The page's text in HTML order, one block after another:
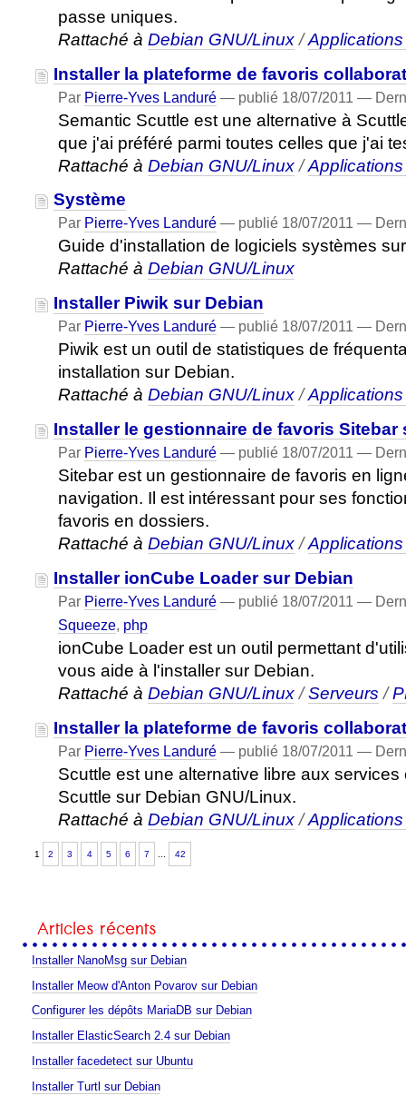
passe uniques.
Rattaché à Debian GNU/Linux /
Installer la plateforme de favoris
Par Pierre-Yves Landuré — publié18/07/2011 —
Semantic Scuttle est une alternative à
que j'ai préféré parmi toutes celles que j'ai
Rattaché à Debian GNU/Linux /
Système
Par Pierre-Yves Landuré — publié18/07/2011 —
Guide d'installation de logiciels systèmes
Rattaché à Debian GNU/Linux
Installer Piwik sur Debian
Par Pierre-Yves Landuré — publié18/07/2011 —
Piwik est un outil de statistiques de
installation sur Debian.
Rattaché à Debian GNU/Linux /
Installer le gestionnaire de favoris Sitebar
Par Pierre-Yves Landuré — publié18/07/2011 —
Sitebar est un gestionnaire de favoris en
navigation. Il est intéressant pour ses
favoris en dossiers.
Rattaché à Debian GNU/Linux /
Installer ionCube Loader sur Debian
Par Pierre-Yves Landuré — publié18/07/2011 —
Squeeze, php
ionCube Loader est un outil permettant
vous aide à l'installer sur Debian.
Rattaché à Debian GNU/Linux /Serveurs /
Installer la plateforme de favoris
Par Pierre-Yves Landuré — publié18/07/2011 —
Scuttle est une alternative libre aux
Scuttle sur Debian GNU/Linux.
Rattaché à Debian GNU/Linux /
1 2 3 4 5 6 7 42
Articles récents
Installer NanoMsg sur Debian
Installer Meow d'Anton Povarov sur Debian
Configurer les dépôts MariaDB sur Debian
Installer ElasticSearch 2.4 sur Debian
Installer facedetect sur Ubuntu
Installer Turtl sur Debian